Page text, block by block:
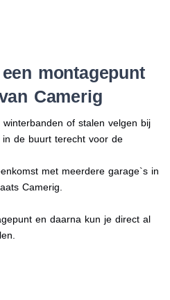
montagepunt
Camerig
of stalen velgen bij
de buurt terecht voor de
met meerdere garage`s in
Camerig.
en daarna kun je direct al